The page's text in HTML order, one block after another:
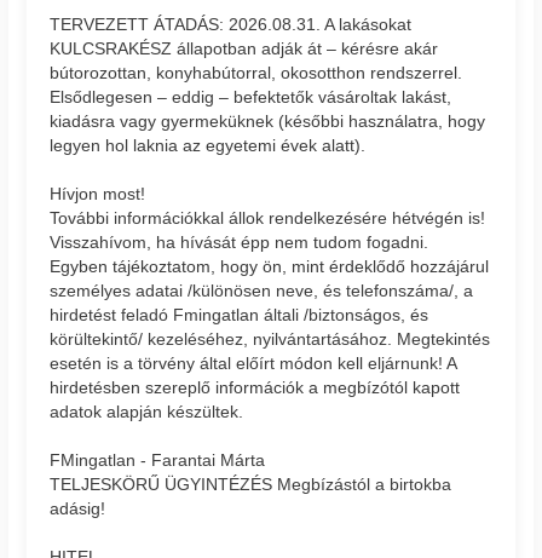
TERVEZETT ÁTADÁS: 2026.08.31. A lakásokat
KULCSRAKÉSZ állapotban adják át – kérésre akár
bútorozottan, konyhabútorral, okosotthon rendszerrel.
Elsődlegesen – eddig – befektetők vásároltak lakást,
kiadásra vagy gyermeküknek (későbbi használatra, hogy
legyen hol laknia az egyetemi évek alatt).
Hívjon most!
További információkkal állok rendelkezésére hétvégén is!
Visszahívom, ha hívását épp nem tudom fogadni.
Egyben tájékoztatom, hogy ön, mint érdeklődő hozzájárul
személyes adatai /különösen neve, és telefonszáma/, a
hirdetést feladó Fmingatlan általi /biztonságos, és
körültekintő/ kezeléséhez, nyilvántartásához. Megtekintés
esetén is a törvény által előírt módon kell eljárnunk! A
hirdetésben szereplő információk a megbízótól kapott
adatok alapján készültek.
FMingatlan - Farantai Márta
TELJESKÖRŰ ÜGYINTÉZÉS Megbízástól a birtokba
adásig!